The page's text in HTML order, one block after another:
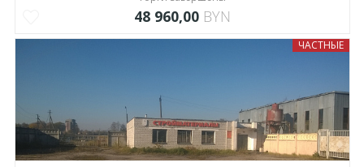
48 960,00 BYN
ЧАСТНЫЕ